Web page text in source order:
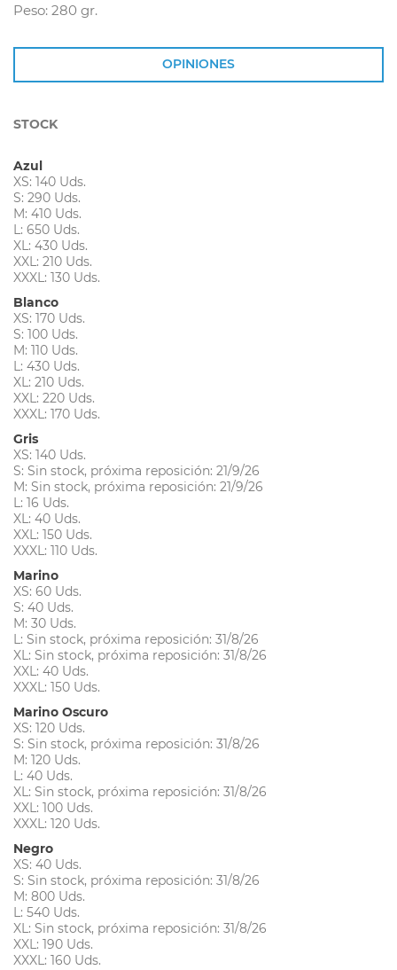
Peso: 280 gr.
OPINIONES
STOCK
Azul
XS: 140 Uds.
S: 290 Uds.
M: 410 Uds.
L: 650 Uds.
XL: 430 Uds.
XXL: 210 Uds.
XXXL: 130 Uds.
Blanco
XS: 170 Uds.
S: 100 Uds.
M: 110 Uds.
L: 430 Uds.
XL: 210 Uds.
XXL: 220 Uds.
XXXL: 170 Uds.
Gris
XS: 140 Uds.
S: Sin stock, próxima reposición: 21/9/26
M: Sin stock, próxima reposición: 21/9/26
L: 16 Uds.
XL: 40 Uds.
XXL: 150 Uds.
XXXL: 110 Uds.
Marino
XS: 60 Uds.
S: 40 Uds.
M: 30 Uds.
L: Sin stock, próxima reposición: 31/8/26
XL: Sin stock, próxima reposición: 31/8/26
XXL: 40 Uds.
XXXL: 150 Uds.
Marino Oscuro
XS: 120 Uds.
S: Sin stock, próxima reposición: 31/8/26
M: 120 Uds.
L: 40 Uds.
XL: Sin stock, próxima reposición: 31/8/26
XXL: 100 Uds.
XXXL: 120 Uds.
Negro
XS: 40 Uds.
S: Sin stock, próxima reposición: 31/8/26
M: 800 Uds.
L: 540 Uds.
XL: Sin stock, próxima reposición: 31/8/26
XXL: 190 Uds.
XXXL: 160 Uds.